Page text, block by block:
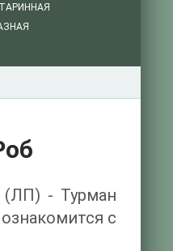
(ЛП) - Турман
с